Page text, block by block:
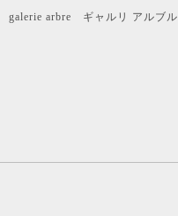
galerie arbre ギャルリ アルブル